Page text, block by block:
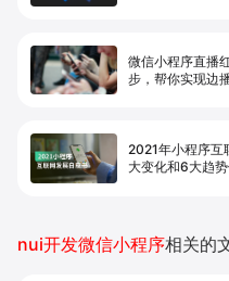
微信小程序直播
步，帮你实现边
2021年小程序互
大变化和6大趋
nui开发微信小程序相关的